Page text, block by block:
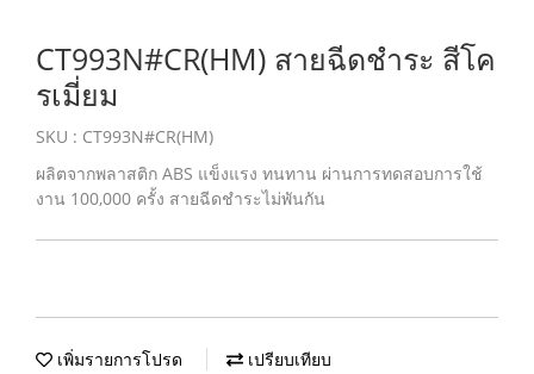
CT993N#CR(HM) สายฉีดชำระ สีโค
รเมี่ยม
SKU : CT993N#CR(HM)
ผลิตจากพลาสติก ABS แข็งแรง ทนทาน ผ่านการทดสอบการใช้
งาน 100,000 ครั้ง สายฉีดชำระไม่พันกัน
เพิ่มรายการโปรด เปรียบเทียบ